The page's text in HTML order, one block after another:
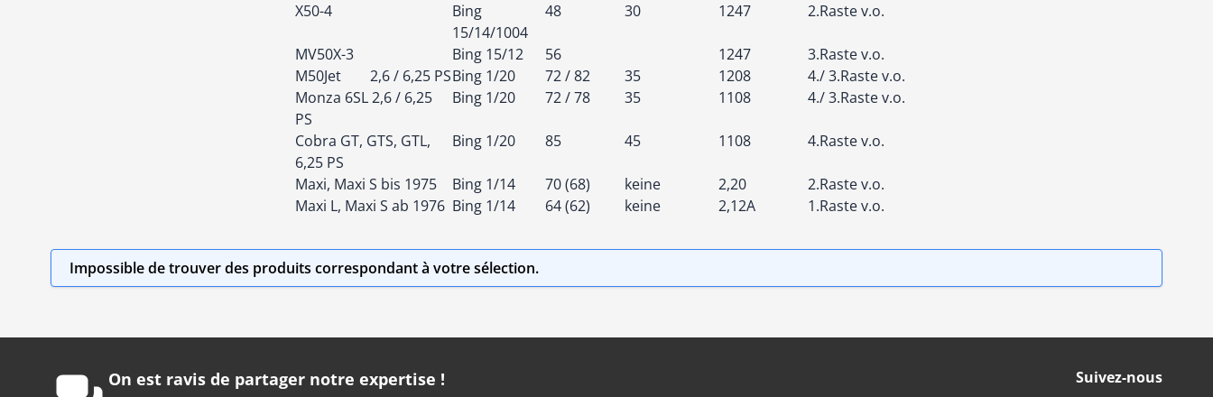
X50-4
Bing
15/14/1004
48 30 1247 2.Raste v.o.
MV50X-3 Bing 15/12 56 1247
3.Raste v.o.
M50Jet 2,6 / 6,25 PSBing 1/20 72 / 82 35 1208
4./ 3.Raste v.o.
Monza 6SL 2,6 / 6,25
PS
Bing 1/20 72 / 78 35 1108 4./ 3.Raste v.o.
Cobra GT, GTS, GTL,
6,25 PS
Bing 1/20 85 45 1108 4.Raste v.o.
Maxi, Maxi S bis 1975 Bing 1/14 70 (68) keine 2,20
2.Raste v.o.
Maxi L, Maxi S ab 1976 Bing 1/14 64 (62) keine 2,12A 1.Raste v.o.
Impossible de trouver des produits correspondant à votre sélection.
On est ravis de partager notre expertise ! Suivez-nous